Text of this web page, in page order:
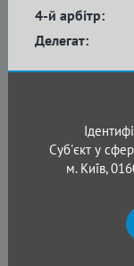
4-й арбітр:
Делегат:
Суб'єкт у
м. Київ,